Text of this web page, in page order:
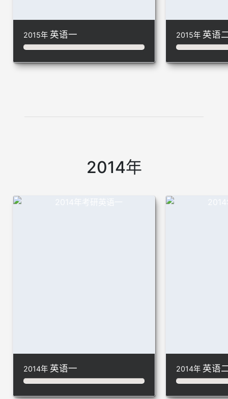
2015年 英语一 2015年 英语
2014年
2014年 英语一 2014年 英语